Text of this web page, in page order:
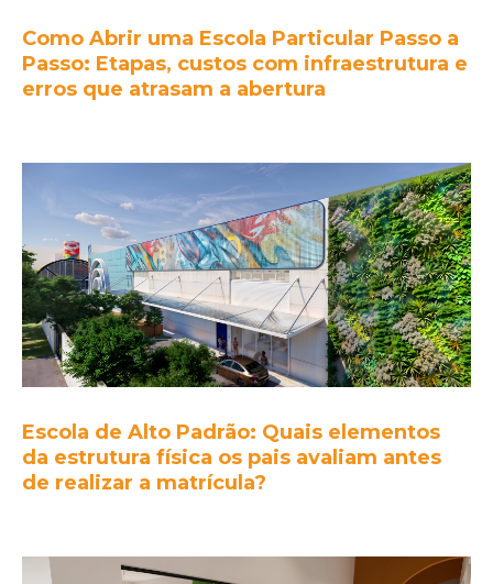
Como Abrir uma Escola Particular Passo a
Passo: Etapas, custos com infraestrutura e
erros que atrasam a abertura
Escola de Alto Padrão: Quais elementos
da estrutura física os pais avaliam antes
de realizar a matrícula?